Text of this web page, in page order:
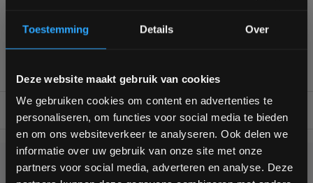
Toestemming Details Over
Deze website maakt gebruik van cookies
We gebruiken cookies om content en advertenties te
personaliseren, om functies voor social media te bieden
en om ons websiteverkeer te analyseren. Ook delen we
informatie over uw gebruik van onze site met onze
partners voor social media, adverteren en analyse. Deze
Van homegym tot professionele gym
BESCHRIJVING
KUNNEN WE HELPEN?
Bam! 5% korting op je volgende
bestelling
Schrijf je in voor onze nieuwsbrief om op de hoogte te
blijven over onze nieuwe producten, deals en meer
interessante info. Ontvang 5% korting op je eerstvolgende
aankoop! 😀